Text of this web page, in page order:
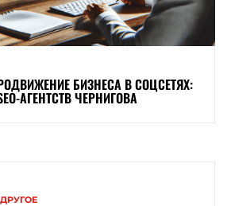
БИЗНЕСА В СОЦСЕТЯХ:
АГЕНТСТВ ЧЕРНИГОВА
ДРУГОЕ